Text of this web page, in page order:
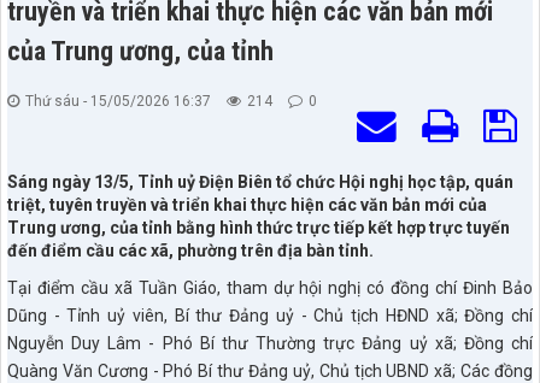
truyền và triển khai thực hiện các văn bản mới
của Trung ương, của tỉnh
Thứ sáu - 15/05/2026 16:37 214 0
Sáng ngày 13/5, Tỉnh uỷ Điện Biên tổ chức Hội nghị học tập, quán
triệt, tuyên truyền và triển khai thực hiện các văn bản mới của
Trung ương, của tỉnh bằng hình thức trực tiếp kết hợp trực tuyến
đến điểm cầu các xã, phường trên địa bàn tỉnh.
Tại điểm cầu xã Tuần Giáo, tham dự hội nghị có đồng chí Đinh Bảo
Dũng - Tỉnh uỷ viên, Bí thư Đảng uỷ - Chủ tịch HĐND xã; Đồng chí
Nguyễn Duy Lâm - Phó Bí thư Thường trực Đảng uỷ xã; Đồng chí
Quàng Văn Cương - Phó Bí thư Đảng uỷ, Chủ tịch UBND xã; Các đồng